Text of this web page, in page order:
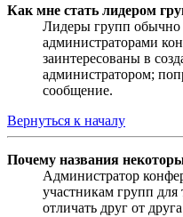
Как мне стать лидером
Лидеры групп обычно
администраторами
заинтересованы в
администратором;
сообщение.
Вернуться к началу
Почему названия
Администратор
участникам групп
отличать друг от